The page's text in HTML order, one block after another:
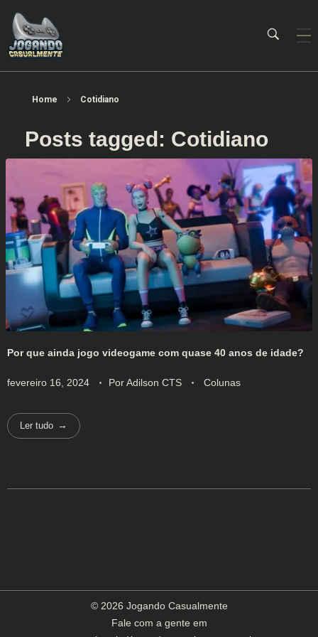
Home Cotidiano
Posts tagged: Cotidiano
Por que ainda jogo videogame com quase 40 anos de idade?
fevereiro 16, 2024 PorAdilson CTS Colunas
Ler tudo
© 2026 Jogando Casualmente
Fale com a gente em